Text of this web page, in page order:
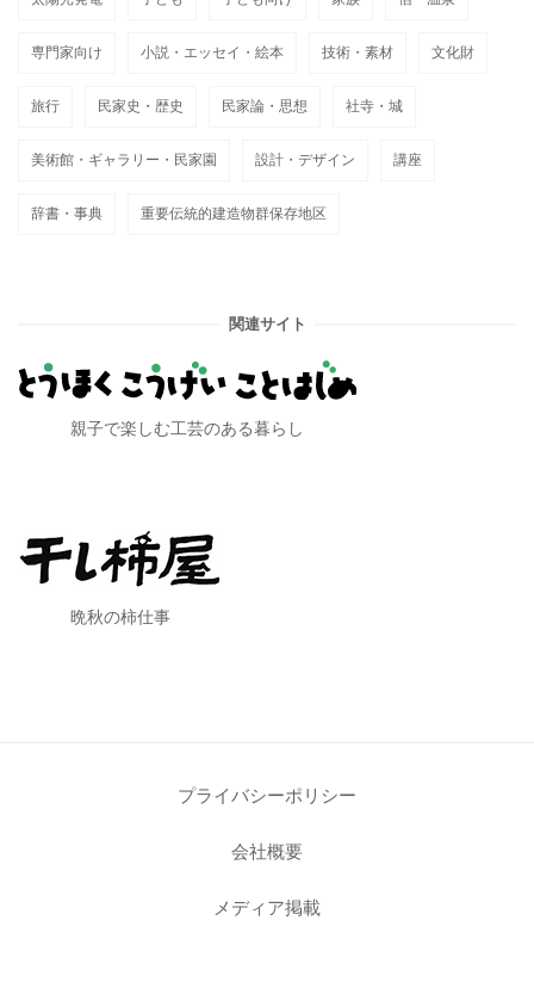
専門家向け 小説・エッセイ・絵本 技術・素材 文化財
旅行 民家史・歴史 民家論・思想 社寺・城
美術館・ギャラリー・民家園 設計・デザイン 講座
辞書・事典 重要伝統的建造物群保存地区
関連サイト
親子で楽しむ工芸のある暮らし
晩秋の柿仕事
プライバシーポリシー
会社概要
メディア掲載